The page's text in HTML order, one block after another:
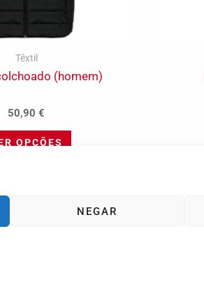
NEGAR
Têxtil
(homem)
50,90 €
OPÇÕES